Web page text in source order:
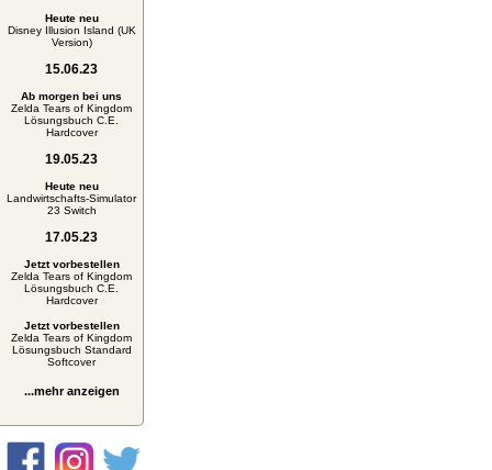
Heute neu
Disney Illusion Island (UK
Version)
15.06.23
Ab morgen bei uns
Zelda Tears of Kingdom
Lösungsbuch C.E.
Hardcover
19.05.23
Heute neu
Landwirtschafts-Simulator
23 Switch
17.05.23
Jetzt vorbestellen
Zelda Tears of Kingdom
Lösungsbuch C.E.
Hardcover
Jetzt vorbestellen
Zelda Tears of Kingdom
Lösungsbuch Standard
Softcover
...mehr anzeigen